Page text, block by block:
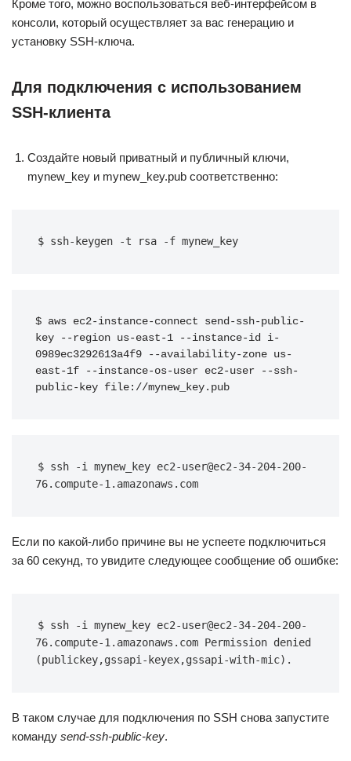
Кроме того, можно воспользоваться веб-интерфейсом в
консоли, который осуществляет за вас генерацию и
установку SSH-ключа.
Для подключения с использованием
SSH-клиента
Создайте новый приватный и публичный ключи,
mynew_key и mynew_key.pub соответственно:
$ ssh-keygen -t rsa -f mynew_key
$ aws ec2-instance-connect send-ssh-public-
key --region us-east-1 --instance-id i-
0989ec3292613a4f9 --availability-zone us-
east-1f --instance-os-user ec2-user --ssh-
public-key file://mynew_key.pub
$ ssh -i mynew_key ec2-user@ec2-34-204-200-
76.compute-1.amazonaws.com
Если по какой-либо причине вы не успеете подключиться
за 60 секунд, то увидите следующее сообщение об ошибке:
$ ssh -i mynew_key ec2-user@ec2-34-204-200-
76.compute-1.amazonaws.com Permission denied
(publickey,gssapi-keyex,gssapi-with-mic).
В таком случае для подключения по SSH снова запустите
команду send-ssh-public-key.